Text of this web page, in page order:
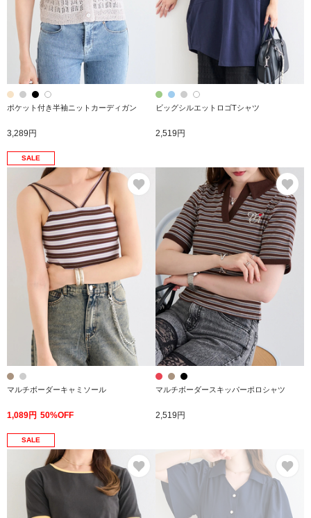
ポケット付き半袖ニットカーディガン
3,289円
ビッグシルエットロゴTシャツ
2,519円
SALE
マルチボーダーキャミソール
1,089円 50%OFF
マルチボーダースキッパーポロシャツ
2,519円
SALE
お気に入り